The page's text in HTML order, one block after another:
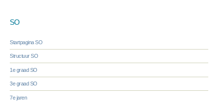
SO
Startpagina SO
Structuur SO
1e graad SO
3e graad SO
7e jaren